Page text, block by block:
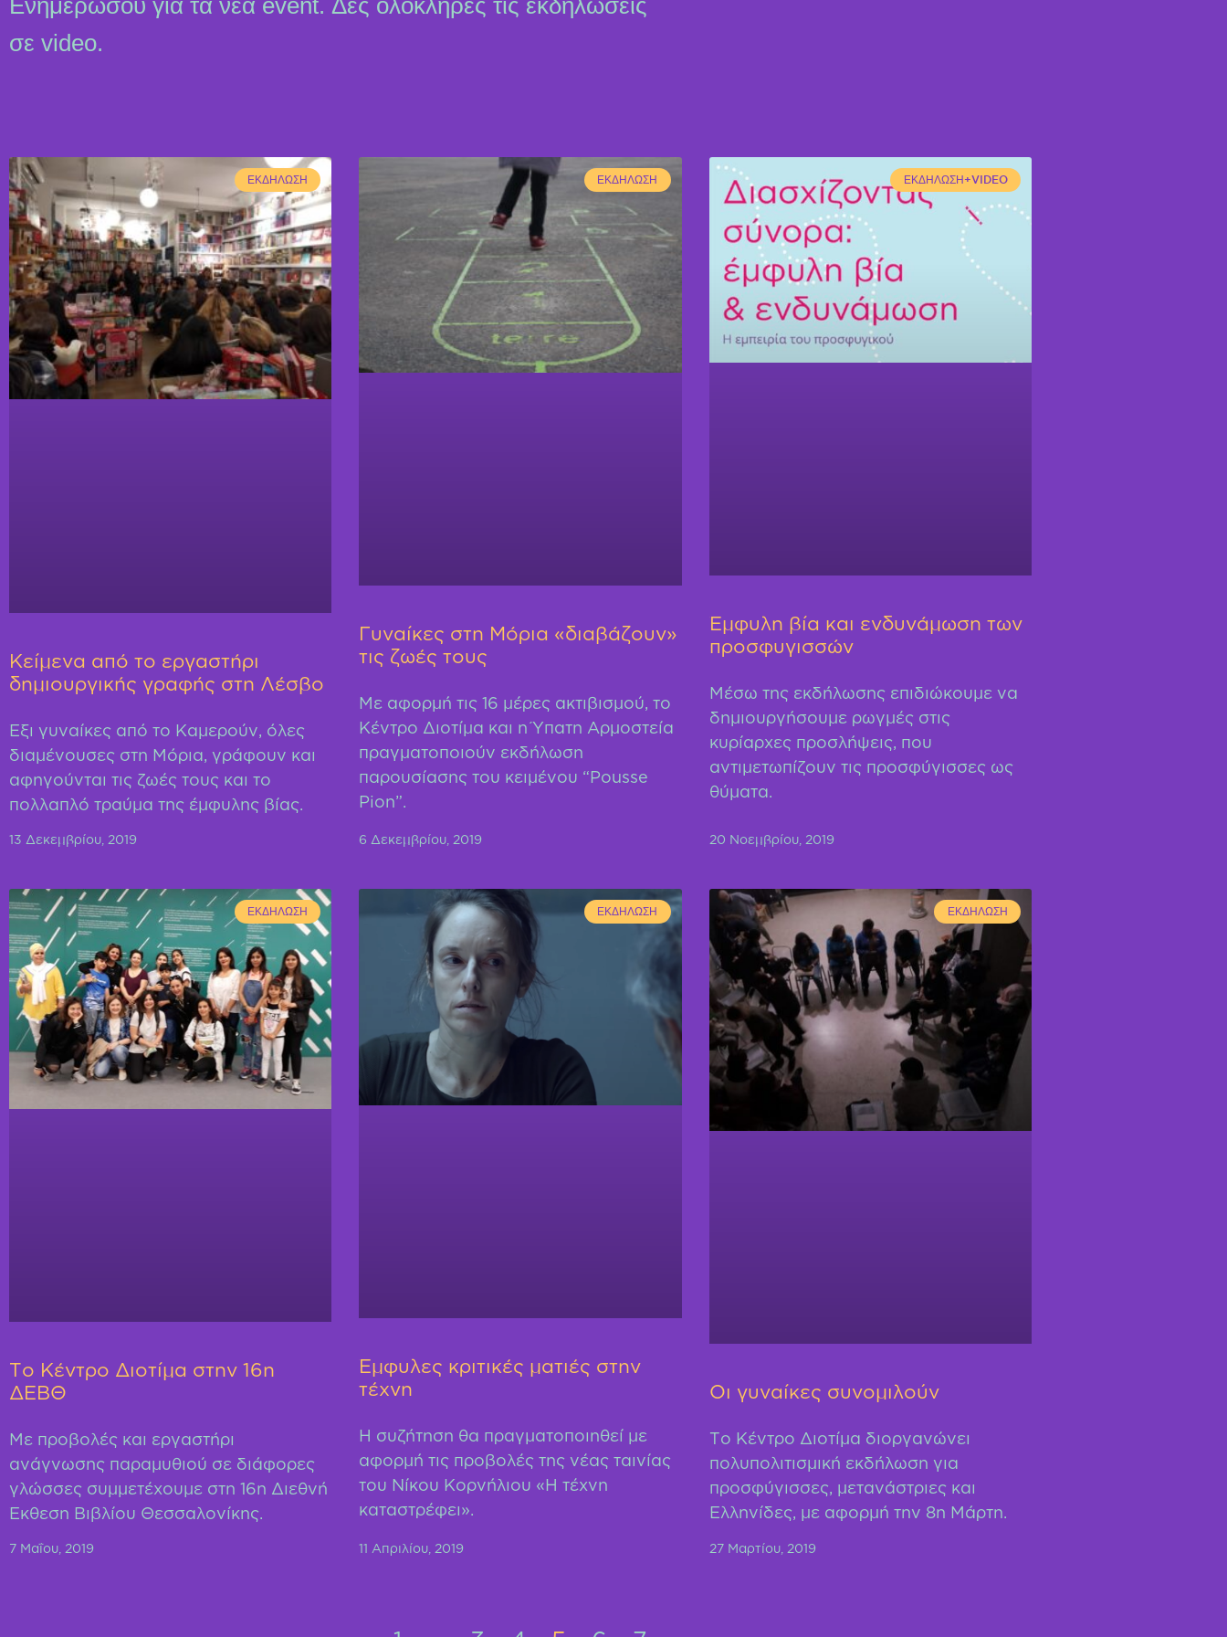
σε video.
ΕΚΔΉΛΩΣΗ
Κείμενα από το εργαστήρι
δημιουργικής γραφής στη Λέσβο
Έξι γυναίκες από το Καμερούν, όλες
διαμένουσες στη Μόρια, γράφουν και
αφηγούνται τις ζωές τους και το
πολλαπλό τραύμα της έμφυλης βίας.
13 Δεκεμβρίου, 2019
ΕΚΔΉΛΩΣΗ
Γυναίκες στη Μόρια «διαβάζουν»
τις ζωές τους
Με αφορμή τις 16 μέρες ακτιβισμού, το
Κέντρο Διοτίμα και η Ύπατη Αρμοστεία
πραγματοποιούν εκδήλωση
παρουσίασης του κειμένου “Pousse
Pion”.
6 Δεκεμβρίου, 2019
ΕΚΔΉΛΩΣΗ+VIDEO
Έμφυλη βία και ενδυνάμωση των
προσφυγισσών
Μέσω της εκδήλωσης επιδιώκουμε να
δημιουργήσουμε ρωγμές στις
κυρίαρχες προσλήψεις, που
αντιμετωπίζουν τις προσφύγισσες ως
θύματα.
20 Νοεμβρίου, 2019
ΕΚΔΉΛΩΣΗ
Το Κέντρο Διοτίμα στην 16η
ΔΕΒΘ
Με προβολές και εργαστήρι
ανάγνωσης παραμυθιού σε διάφορες
γλώσσες συμμετέχουμε στη 16η Διεθνή
Έκθεση Βιβλίου Θεσσαλονίκης.
7 Μαΐου, 2019
ΕΚΔΉΛΩΣΗ
Έμφυλες κριτικές ματιές στην
τέχνη
Η συζήτηση θα πραγματοποιηθεί με
αφορμή τις προβολές της νέας ταινίας
του Νίκου Κορνήλιου «Η τέχνη
καταστρέφει».
11 Απριλίου, 2019
ΕΚΔΉΛΩΣΗ
Οι γυναίκες συνομιλούν
Το Κέντρο Διοτίμα διοργανώνει
πολυπολιτισμική εκδήλωση για
προσφύγισσες, μετανάστριες και
Ελληνίδες, με αφορμή την 8η Μάρτη.
27 Μαρτίου, 2019